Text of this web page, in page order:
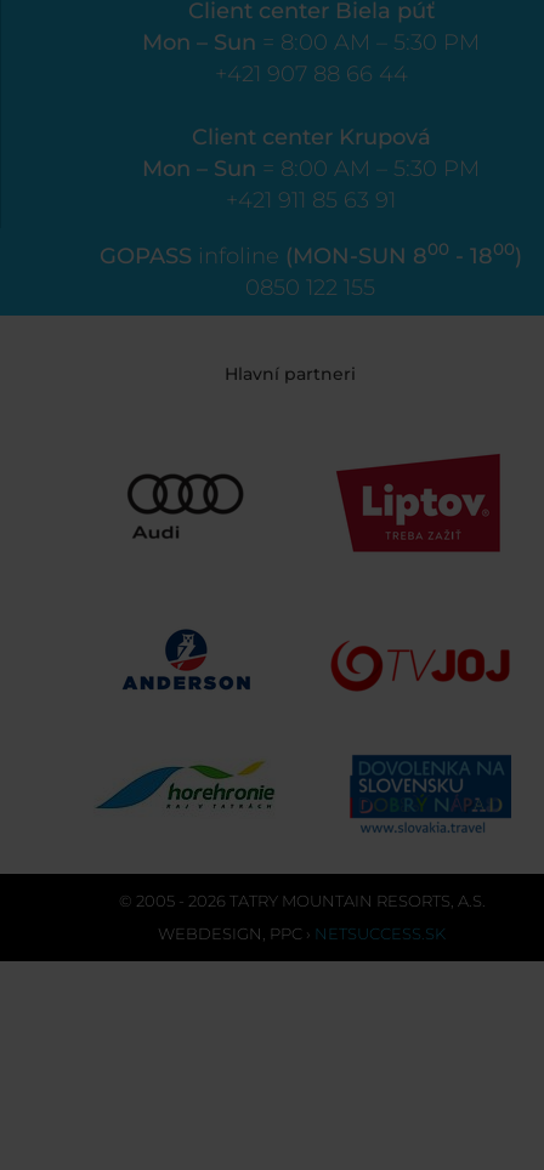
Client center Biela púť
Mon – Sun = 8:00 AM – 5:30 PM
+421 907 88 66 44
Client center Krupová
Mon – Sun = 8:00 AM – 5:30 PM
+421 911 85 63 91
GOPASS infoline (MON-SUN 800 - 1800)
0850 122 155
Hlavní partneri
© 2005 - 2026 TATRY MOUNTAIN RESORTS, A.S.
WEBDESIGN, PPC › NETSUCCESS.SK